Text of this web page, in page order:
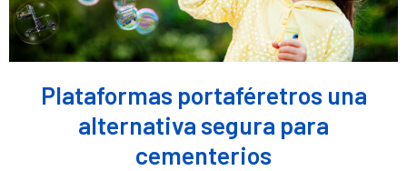
Plataformas portaféretros una
alternativa segura para
cementerios